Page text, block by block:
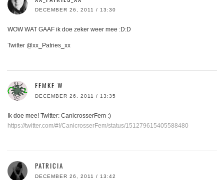
DECEMBER 26, 2011 / 13:30
WOW WAT GAAF ik doe zeker weer mee :D:D
Twitter @xx_Patries_xx
FEMKE W
DECEMBER 26, 2011 / 13:35
Ik doe mee! Twitter: CanicrosserFem :)
https://twitter.com/#!/CanicrosserFem/status/151279615405588480
PATRICIA
DECEMBER 26, 2011 / 13:42